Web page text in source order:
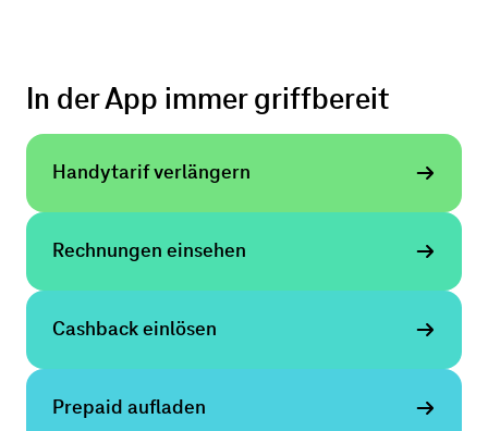
In der App immer griffbereit
Handytarif verlängern
Rech­nungen einsehen
Cashback einlösen
Prepaid aufladen